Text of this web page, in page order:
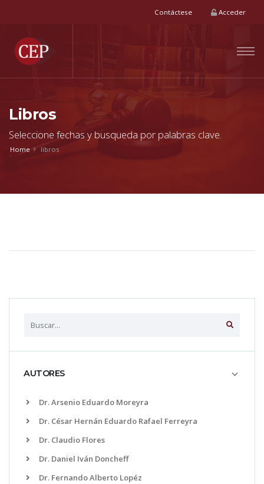
Contáctese Acceder
Libros
Seleccione fechas y busqueda por palabras clave.
Home libros
AUTORES
Dr. Arsenio Eduardo Moreyra
Dr. César Hernán Eduardo Rafael Ferreyra
Dr. Claudio Flores
Dr. Daniel Iván Doncheff
Dr. Fernando Alberto Lopéz